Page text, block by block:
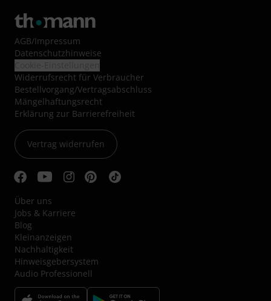
AGB/Impressum
Datenschutzhinweise
Widerrufsrecht für Verbraucher
Bestellvorgang/Vertragsabschluss
Mängelhaftungsrecht
Erklärung zur Barrierefreiheit
Vertrag widerrufen
Über uns
Jobs & Karriere
Blog
Kleinanzeigen
Nachhaltigkeit
Hinweisgebersystem
Audio Professionell